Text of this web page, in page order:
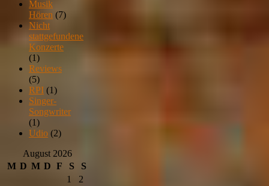
Musik
Hören (7)
Nicht
stattgefundene
Konzerte
(1)
Reviews
(5)
RPI (1)
Singer-
Songwriter
(1)
Udio (2)
August 2026
M D M D F S
S
1
2